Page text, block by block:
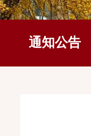
通知公告